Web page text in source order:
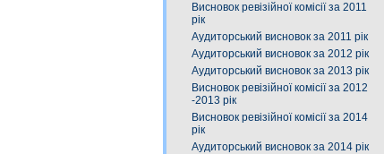
Висновок ревізійної комісії за 2011
рік
Аудиторський висновок за 2011 рік
Аудиторський висновок за 2012 рік
Аудиторський висновок за 2013 рік
Висновок ревізійної комісії за 2012
-2013 рік
Висновок ревізійної комісії за 2014
рік
Аудиторський висновок за 2014 рік